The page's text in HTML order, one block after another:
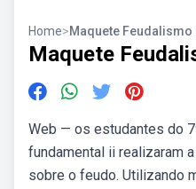
Home>Maquete Feudalismo
Maquete
Web — os estudantes do
fundamental ii realizaram
sobre o feudo. Utilizando